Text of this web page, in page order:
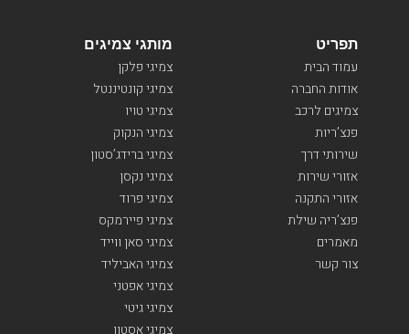
מותגי צמיגים
צמיגי פלקן
צמיגי קונטיננטל
צמיגי טויו
צמיגי הנקוק
צמיגי ברידג’סטון
צמיגי נקסן
צמיגי פרוד
צמיגי פיירמקס
צמיגי סאן ווייד
צמיגי האביליד
צמיגי אפטני
צמיגי גיטי
תפריט
עמוד הבית
אודות החברה
צמיגים לרכב
פנצ’ריות
שירותי דרך
אזורי שירות
אזורי התקנה
פנצ’ריה שילת
מאמרים
צור קשר